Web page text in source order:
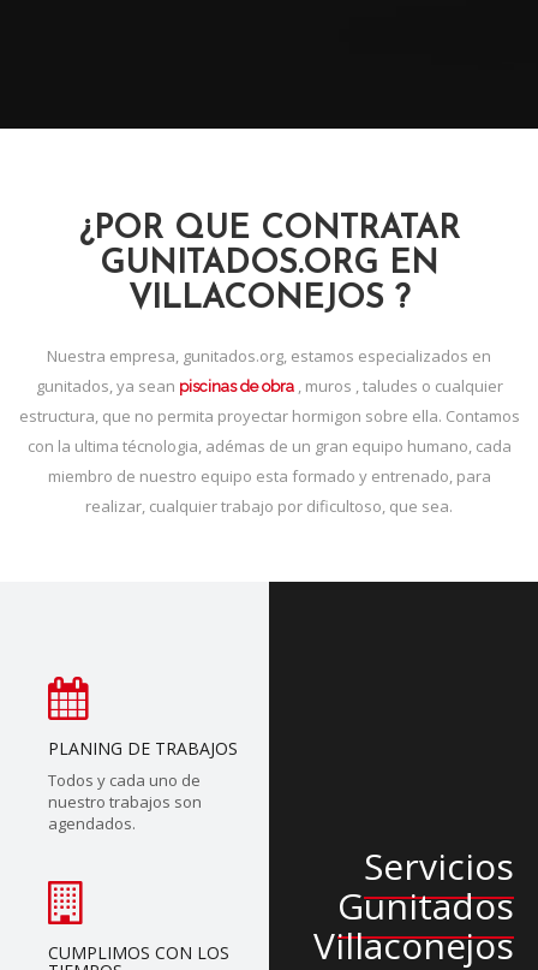
¿POR QUE CONTRATAR
GUNITADOS.ORG EN
VILLACONEJOS ?
Nuestra empresa, gunitados.org, estamos especializados en
gunitados, ya sean piscinas de obra, muros , taludes o cualquier
estructura, que no permita proyectar hormigon sobre ella. Contamos
con la ultima técnologia, adémas de un gran equipo humano, cada
miembro de nuestro equipo esta formado y entrenado, para
realizar, cualquier trabajo por dificultoso, que sea.
PLANING DE TRABAJOS
Todos y cada uno de
nuestro trabajos son
agendados.
CUMPLIMOS CON LOS
Servicios
Gunitados
Villaconejos